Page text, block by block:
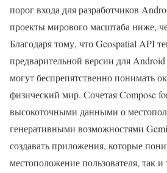
порог входа для разработчиков
проекты мирового масштаба ниже,
Благодаря тому, что Geospatial API
предварительной версии для
могут беспрепятственно понимать
физический мир. Сочетая Compose
высокоточными данными о
генеративными возможностями
создавать приложения, которые
местоположение пользователя, так